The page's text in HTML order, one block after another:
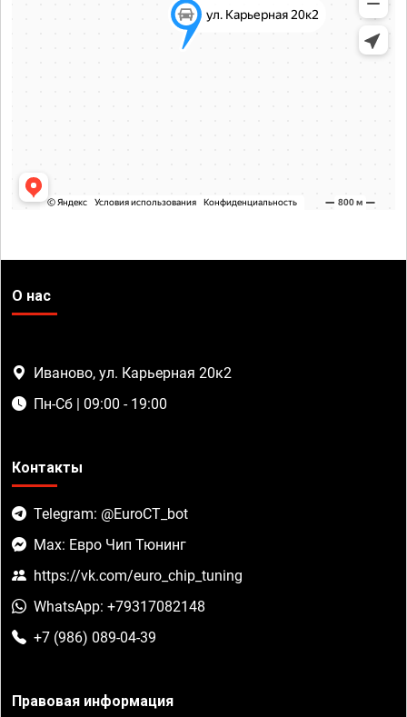
О нас
Иваново, ул. Карьерная 20к2
Пн-Сб | 09:00 - 19:00
Контакты
Telegram: @EuroCT_bot
Max: Евро Чип Тюнинг
https://vk.com/euro_chip_tuning
WhatsApp: +79317082148
+7 (986) 089-04-39
Правовая информация